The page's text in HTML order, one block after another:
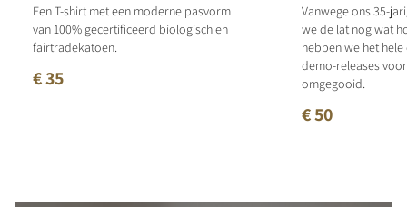
Een T-shirt met een moderne pasvorm
van 100% gecertificeerd biologisch en
fairtradekatoen.
€ 35
Vanwege ons 35-
we de lat nog wat
hebben we het
demo-releases
omgegooid.
€ 50